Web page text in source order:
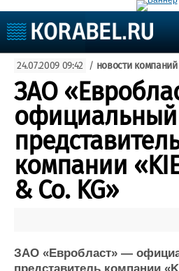
Судоходство
Судоремонт
События
Пресс-релизы
Порты
Рыболовство
Образование
Яхты и катера
Еще
Компании
Доска
24.07.2009 09:42 / новости компаний
ЗАО
официальный
компании
& Co. KG»
ЗАО «Евробласт» —